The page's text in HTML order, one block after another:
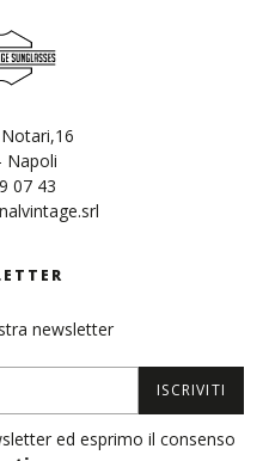
Napoli
07 43
newsletter
ISCRIVITI
ed esprimo il consenso